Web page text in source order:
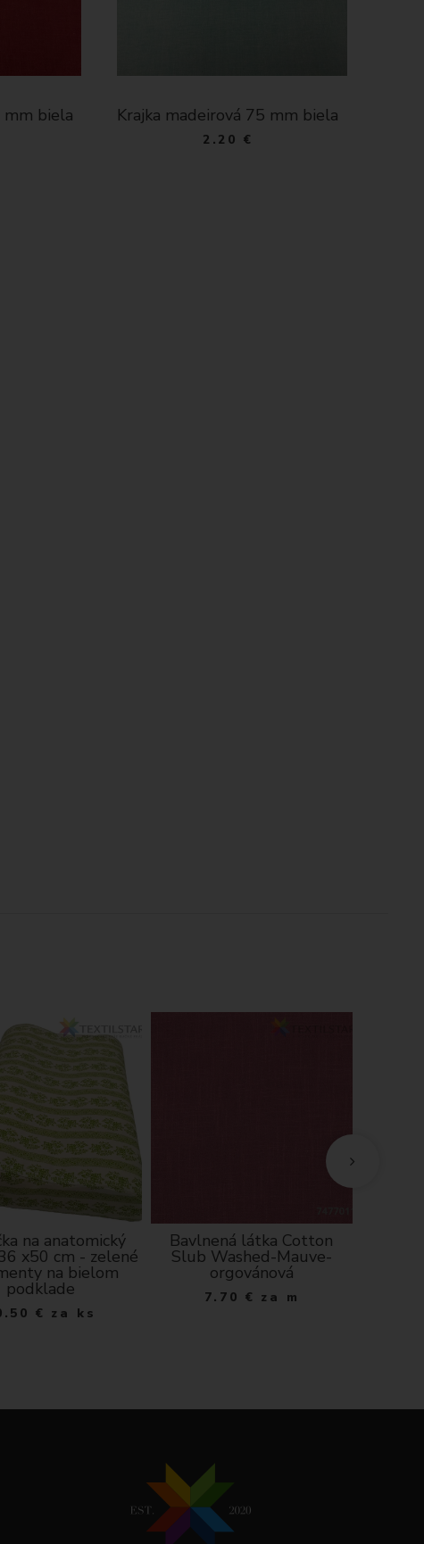
mm biela Krajka madeirová 80 mm biela
2.30 €
na anatomický
x50 cm - zelené
na bielom
podklade
€ za ks
Bavlnená látka Cotton
Slub Washed-Mauve-
orgovánová
7.70 € za m